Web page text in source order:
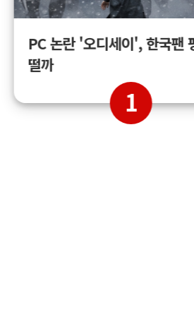
PC 논란 '오디세이', 한국팬
떨까
1